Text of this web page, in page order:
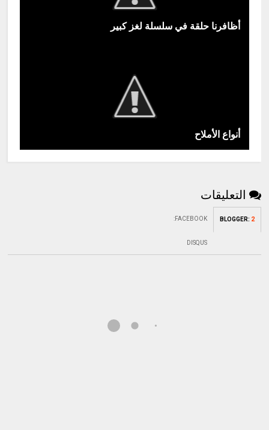
أظافرنا حلقة في سلسلة لغز كبير
أنواع الأملاح
التعليقات
BLOGGER: 2
FACEBOOK
:
DISQUS